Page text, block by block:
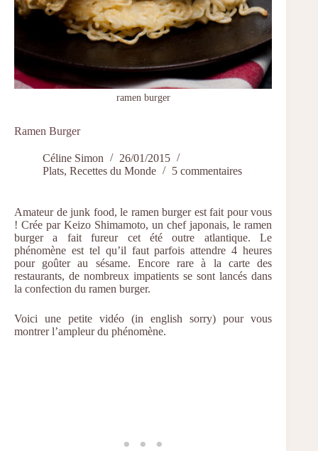
ramen burger
Ramen Burger
Céline Simon
26/01/2015
Plats, Recettes du Monde 5 commentaires
Amateur de junk food, le ramen burger est fait pour vous
!Crée par Keizo Shimamoto, un chef japonais, le ramen
burger a fait fureur cet été outre atlantique. Le
phénomène est tel qu’il faut parfois attendre 4 heures
pour goûter au sésame. Encore rare à la carte des
restaurants, de nombreux impatients se sont lancés dans
la confection du ramen burger.
Voici une petite vidéo (in english sorry) pour vous
montrer l’ampleur du phénomène.